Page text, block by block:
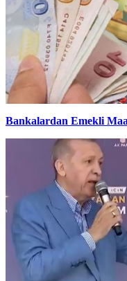
Bankalardan Emekli